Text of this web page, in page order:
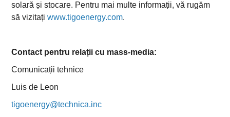
solară și stocare. Pentru mai multe informații, vă rugăm
să vizitațiwww.tigoenergy.com.
Contact pentru relații cu mass-media:
Comunicații tehnice
Luis de Leon
tigoenergy@technica.inc